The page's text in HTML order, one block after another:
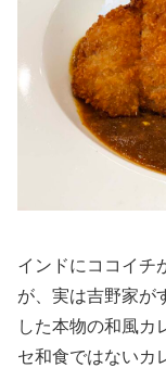
インドにココイチ
が、実は吉野家が
した本物の和風カ
セ和食ではないカ